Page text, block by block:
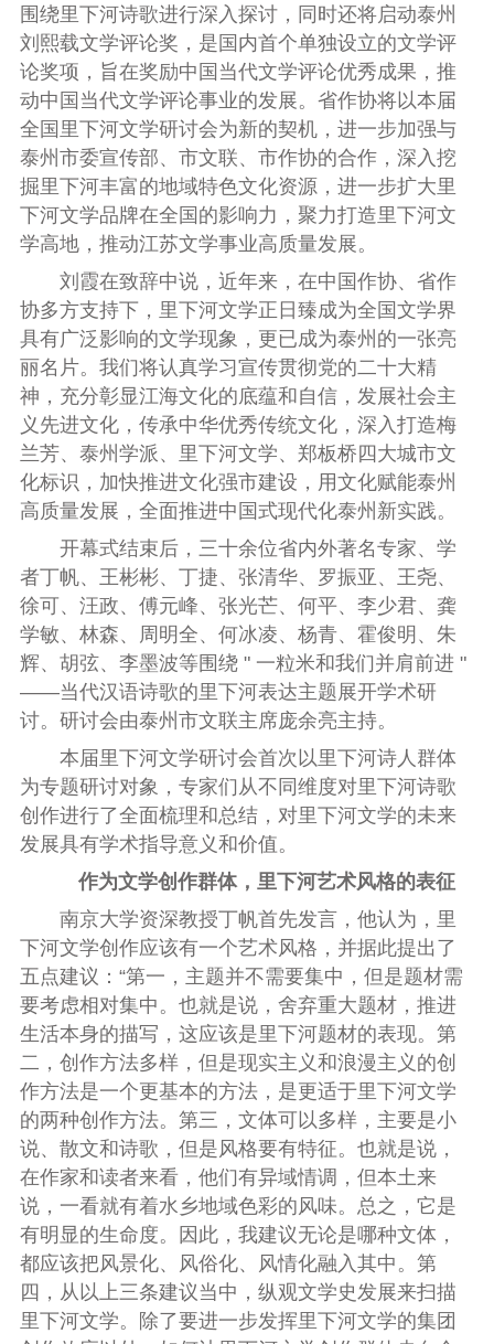
围绕里下河诗歌进行深入探讨，同时还将启动泰州
刘熙载文学评论奖，是国内首个单独设立的文学评
论奖项，旨在奖励中国当代文学评论优秀成果，推
动中国当代文学评论事业的发展。省作协将以本届
全国里下河文学研讨会为新的契机，进一步加强与
泰州市委宣传部、市文联、市作协的合作，深入挖
掘里下河丰富的地域特色文化资源，进一步扩大里
下河文学品牌在全国的影响力，聚力打造里下河文
学高地，推动江苏文学事业高质量发展。
刘霞在致辞中说，近年来，在中国作协、省作
协多方支持下，里下河文学正日臻成为全国文学界
具有广泛影响的文学现象，更已成为泰州的一张亮
丽名片。我们将认真学习宣传贯彻党的二十大精
神，充分彰显江海文化的底蕴和自信，发展社会主
义先进文化，传承中华优秀传统文化，深入打造梅
兰芳、泰州学派、里下河文学、郑板桥四大城市文
化标识，加快推进文化强市建设，用文化赋能泰州
高质量发展，全面推进中国式现代化泰州新实践。
开幕式结束后，三十余位省内外著名专家、学
者丁帆、王彬彬、丁捷、张清华、罗振亚、王尧、
徐可、汪政、傅元峰、张光芒、何平、李少君、龚
学敏、林森、周明全、何冰凌、杨青、霍俊明、朱
辉、胡弦、李墨波等围绕" 一粒米和我们并肩前进"
——当代汉语诗歌的里下河表达主题展开学术研
讨。研讨会由泰州市文联主席庞余亮主持。
本届里下河文学研讨会首次以里下河诗人群体
为专题研讨对象，专家们从不同维度对里下河诗歌
创作进行了全面梳理和总结，对里下河文学的未来
发展具有学术指导意义和价值。
作为文学创作群体，里下河艺术风格的表征
南京大学资深教授丁帆首先发言，他认为，里
下河文学创作应该有一个艺术风格，并据此提出了
五点建议：“第一，主题并不需要集中，但是题材需
要考虑相对集中。也就是说，舍弃重大题材，推进
生活本身的描写，这应该是里下河题材的表现。第
二，创作方法多样，但是现实主义和浪漫主义的创
作方法是一个更基本的方法，是更适于里下河文学
的两种创作方法。第三，文体可以多样，主要是小
说、散文和诗歌，但是风格要有特征。也就是说，
在作家和读者来看，他们有异域情调，但本土来
说，一看就有着水乡地域色彩的风味。总之，它是
有明显的生命度。因此，我建议无论是哪种文体，
都应该把风景化、风俗化、风情化融入其中。第
四，从以上三条建议当中，纵观文学史发展来扫描
里下河文学。除了要进一步发挥里下河文学的集团